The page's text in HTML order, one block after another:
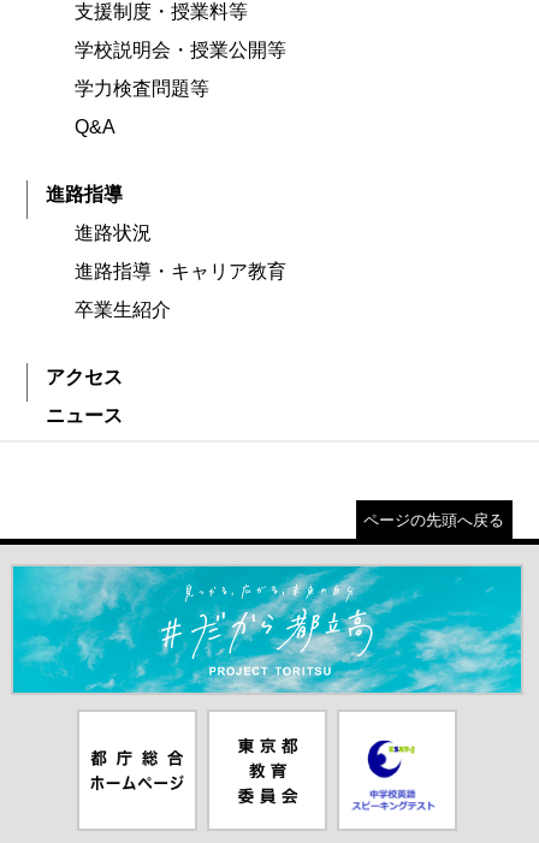
支援制度・授業料等
学校説明会・授業公開等
学力検査問題等
Q&A
進路指導
進路状況
進路指導・キャリア教育
卒業生紹介
アクセス
ニュース
ページの先頭へ戻る
＃だから都立高（別ウインドウが開きます）
ムページ（別
ウインドウが
員会（別ウイ
ンドウが開き
ピーキングテ
スト（別ウイ
ンドウが開き